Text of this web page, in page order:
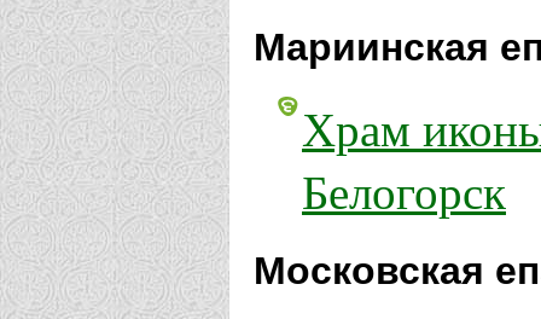
Мариинская
Храм
Белогорск
Московская